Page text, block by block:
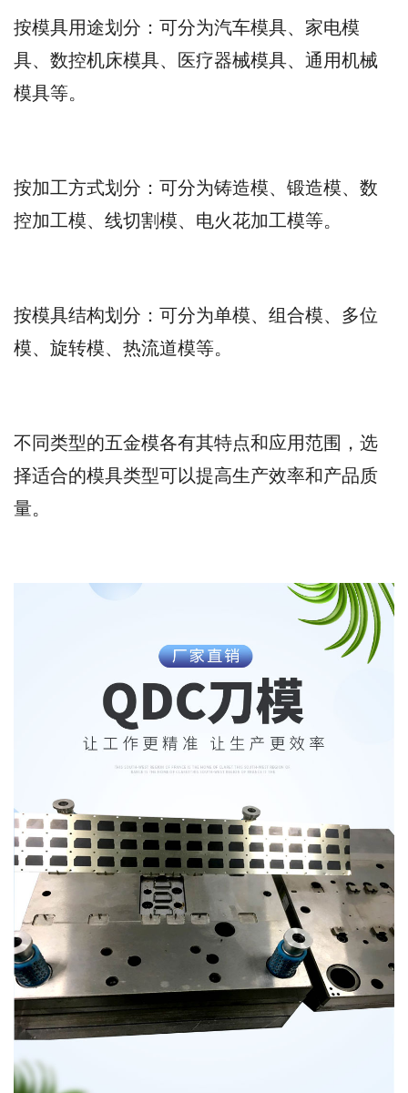
按模具用途划分：可分为汽车模具、家电模
具、数控机床模具、医疗器械模具、通用机械
模具等。
按加工方式划分：可分为铸造模、锻造模、数
控加工模、线切割模、电火花加工模等。
按模具结构划分：可分为单模、组合模、多位
模、旋转模、热流道模等。
不同类型的五金模各有其特点和应用范围，选
择适合的模具类型可以提高生产效率和产品质
量。